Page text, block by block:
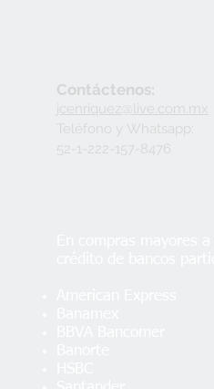
Contáctenos:
jcenriquez@live.com.mx
Teléfono y
Whatsapp:
52-1-222-157-8476